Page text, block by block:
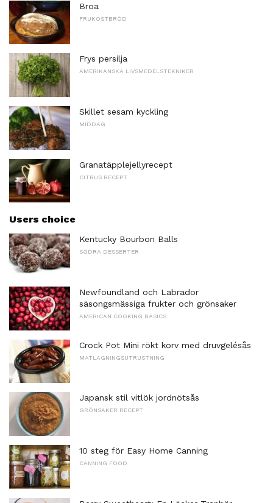
Broa
FRUKOSTBRÖD
Frys persilja
AMERIKANSKA LIVSMEDELSTEKNIKER
Skillet sesam kyckling
MIDDAG
Granatäpplejellyrecept
CITRUS RECEPT
Users choice
Kentucky Bourbon Balls
SÖDRA DESSERTER
Newfoundland och Labrador
säsongsmässiga frukter och grönsaker
AMERICAN COOKING BASICS
Crock Pot Mini rökt korv med druvgelésås
MATLAGNINGSUTRUSTNING
Japansk stil vitlök jordnötsås
GRÖNSAKER RECEPT
10 steg för Easy Home Canning
CANNING FOOD